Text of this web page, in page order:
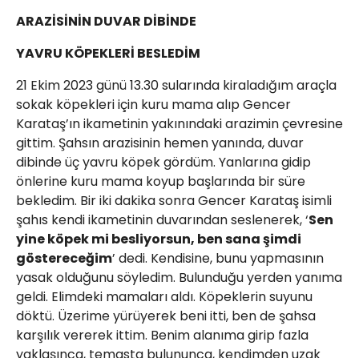
ARAZİSİNİN DUVAR DİBİNDE
YAVRU KÖPEKLERİ BESLEDİM
21 Ekim 2023 günü 13.30 sularında kiraladığım araçla
sokak köpekleri için kuru mama alıp Gencer
Karataş’ın ikametinin yakınındaki arazimin çevresine
gittim. Şahsın arazisinin hemen yanında, duvar
dibinde üç yavru köpek gördüm. Yanlarına gidip
önlerine kuru mama koyup başlarında bir süre
bekledim. Bir iki dakika sonra Gencer Karataş isimli
şahıs kendi ikametinin duvarından seslenerek, ‘Sen
yine köpek mi besliyorsun, ben sana şimdi
göstereceğim’ dedi. Kendisine, bunu yapmasının
yasak olduğunu söyledim. Bulunduğu yerden yanıma
geldi. Elimdeki mamaları aldı. Köpeklerin suyunu
döktü. Üzerime yürüyerek beni itti, ben de şahsa
karşılık vererek ittim. Benim alanıma girip fazla